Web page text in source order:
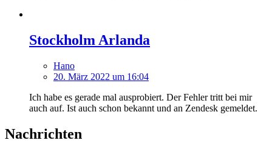
Stockholm Arlanda
Hano
20. März 2022 um 16:04
Ich habe es gerade mal ausprobiert. Der Fehler tritt bei mir
auch auf. Ist auch schon bekannt und an Zendesk gemeldet.
Nachrichten